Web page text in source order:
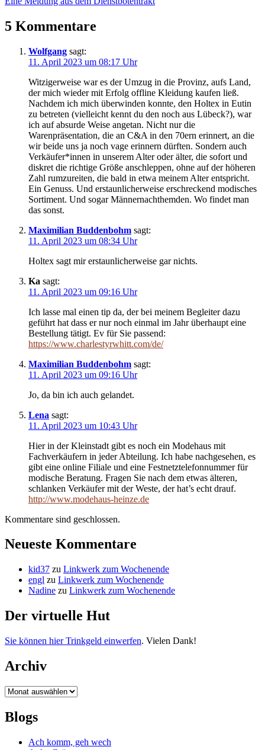
5 Kommentare
Wolfgang sagt:
11. April 2023 um 08:17 Uhr
Witzigerweise war es der Umzug in die Provinz, aufs Land,
der mich wieder mit Erfolg offline Kleidung kaufen ließ.
Nachdem ich mich überwinden konnte, den Holtex in Eutin
zu betreten (vielleicht kennt du den noch aus Lübeck?), war
ich auf absurde Weise angetan. Nicht nur die
Warenpräsentation, die an C&A in den 70ern erinnert, an die
wir beide uns ja noch vage erinnern dürften. Sondern auch
Verkäufer*innen in unserem Alter oder älter, die sofort und
diskret die richtige Größe anschleppen, ohne auf der höheren
Zahl rumzureiten, die bald in etwa meinem Alter entspricht.
Ein Genuss. Und erstaunlicherweise erschreckend modisches
Sortiment. Und sogar Männernachthemden. Wo findet man
das sonst.
Maximilian Buddenbohm sagt:
11. April 2023 um 08:34 Uhr
Holtex sagt mir erstaunlicherweise gar nichts.
Ka sagt:
11. April 2023 um 09:16 Uhr
Ich lasse mal einen tip da, der bei meinem Begleiter dazu
geführt hat dass er nur noch einmal im Jahr überhaupt eine
Bestellung tätigt. Ev für Sie passend:
https://www.charlestyrwhitt.com/de/
Maximilian Buddenbohm sagt:
11. April 2023 um 09:16 Uhr
Jo, da bin ich auch gelandet.
Lena sagt:
11. April 2023 um 10:43 Uhr
Hier in der Kleinstadt gibt es noch ein Modehaus mit
Fachverkäufern in jeder Abteilung. Ich habe nachgesehen, es
gibt eine online Filiale und eine Festnetztelefonnummer für
modische Beratung. Fragen Sie nach dem etwas älteren,
schlanken Verkäufer mit der Weste, der hat’s echt drauf.
http://www.modehaus-heinze.de
Kommentare sind geschlossen.
Neueste Kommentare
kid37 zu Linkwerk zum Wochenende
engl zu Linkwerk zum Wochenende
Nadine zu Linkwerk zum Wochenende
Der virtuelle Hut
Sie können hier Trinkgeld einwerfen. Vielen Dank!
Archiv
Archiv
Blogs
Ach komm, geh wech